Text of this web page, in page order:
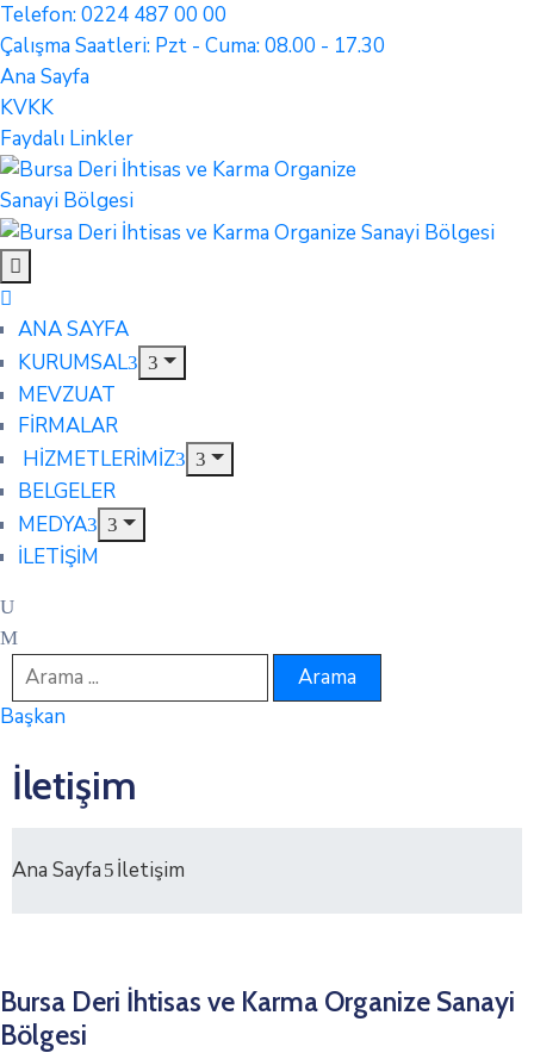
Telefon: 0224 487 00 00
Çalışma Saatleri: Pzt - Cuma: 08.00 - 17.30
Ana Sayfa
KVKK
Faydalı Linkler
ANA SAYFA
KURUMSAL
MEVZUAT
FİRMALAR
HİZMETLERİMİZ
BELGELER
MEDYA
İLETİŞİM
Başkan
İletişim
Ana Sayfa İletişim
Bursa Deri İhtisas ve Karma Organize Sanayi
Bölgesi